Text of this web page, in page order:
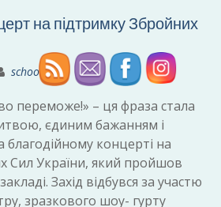
на підтримку Збройних
school32
переможе!» – ця фраза стала
єдиним бажанням і
концерті на
Сил України, який пройшов
Захід відбувся за участю
зразкового шоу- гурту